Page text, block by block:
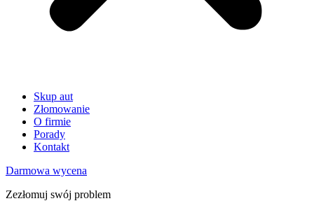
Skup aut
Złomowanie
O firmie
Porady
Kontakt
Darmowa wycena
Zezłomuj swój problem